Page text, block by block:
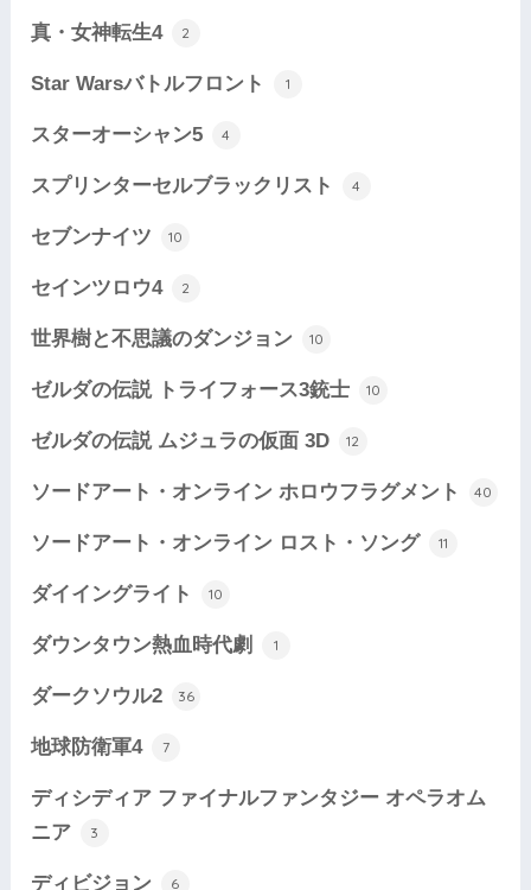
真・女神転生4 2
Star Warsバトルフロント 1
スターオーシャン5 4
スプリンターセルブラックリスト 4
セブンナイツ 10
セインツロウ4 2
世界樹と不思議のダンジョン 10
ゼルダの伝説 トライフォース3銃士 10
ゼルダの伝説 ムジュラの仮面 3D 12
ソードアート・オンライン ホロウフラグメント 40
ソードアート・オンライン ロスト・ソング 11
ダイイングライト 10
ダウンタウン熱血時代劇 1
ダークソウル2 36
地球防衛軍4 7
ディシディア ファイナルファンタジー オペラオム
ニア
3
ディビジョン 6